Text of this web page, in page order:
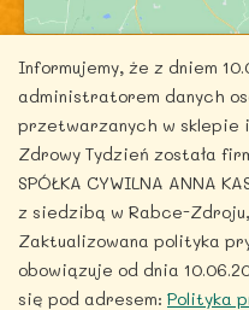
Copyright © 2026
Informujemy, że z dniem
administratorem danych
przetwarzanych w sklepie
Zdrowy Tydzień została
SPÓŁKA CYWILNA ANNA
z siedzibą w Rabce-Zdroju,
Zaktualizowana polityka
obowiązuje od dnia
się pod adresem: Polityka